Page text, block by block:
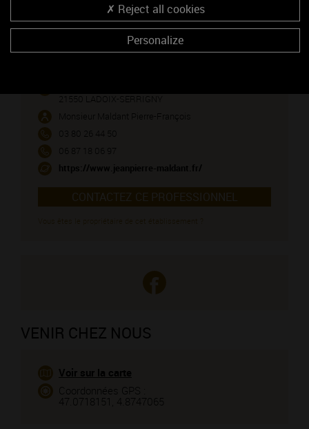
NOUS CONTACTER
Domaine Maldant Jean-Pierre
21550 LADOIX-SERRIGNY
Monsieur Maldant Pierre-François
03 80 26 44 50
06 87 18 06 97
https://www.jeanpierre-maldant.fr/
CONTACTEZ CE PROFESSIONNEL
VENIR CHEZ NOUS
Voir sur la carte
Coordonnées GPS :
47.0718151, 4.8747065
Reject all cookies
Personalize